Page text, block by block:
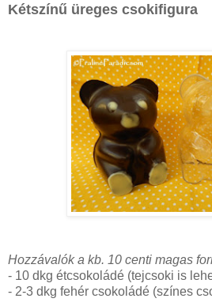
Kétszínű üreges csokifigura
Hozzávalók a kb. 10 centi magas
- 10 dkg étcsokoládé (tejcsoki is
- 2-3 dkg fehér csokoládé (színes